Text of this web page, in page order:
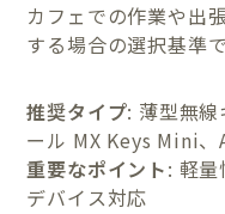
カフェでの作業や出
する場合の選択基準で
推奨タイプ: 薄型無線
ール MX Keys Mini
重要なポイント: 軽
デバイス対応